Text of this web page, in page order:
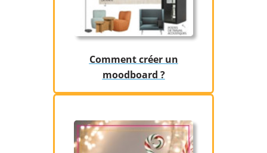
​Comment créer un
moodboard ?